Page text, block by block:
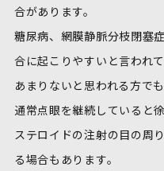
合があります。
糖尿病、網膜静脈分枝閉塞
合に起こりやすいと言われ
あまりないと思われる方で
通常点眼を継続していると
ステロイドの注射の目の周
る場合もあります。